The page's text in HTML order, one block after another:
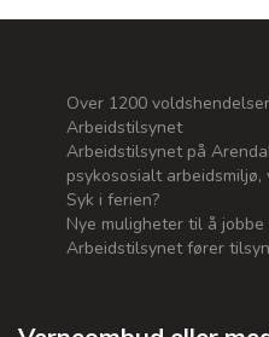
Over 1200
Arbeidstilsynet
Arbeidstilsynet på
psykososialt
Syk i ferien?
Nye muligheter til å
Arbeidstilsynet fører